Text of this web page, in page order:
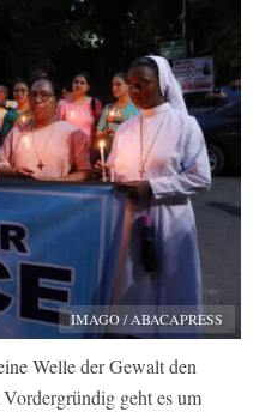
IMAGO / ABACAPRESS
Welle der Gewalt den
geht es um